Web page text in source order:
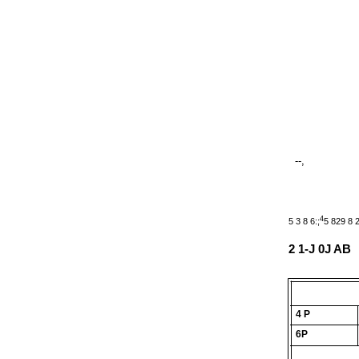
--,
5 3 8 6:;45 829 8
2 1-J 0J AB
4 P
6P